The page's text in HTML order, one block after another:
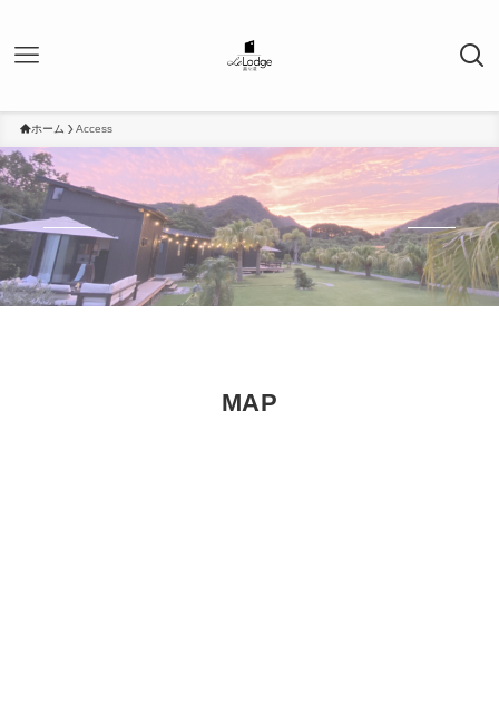
ホーム Access
MAP